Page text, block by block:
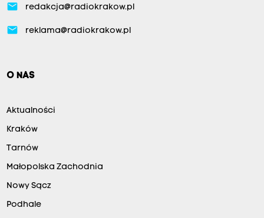
email redakcja@radiokrakow.pl
email reklama@radiokrakow.pl
O NAS
Aktualności
Kraków
Tarnów
Małopolska Zachodnia
Nowy Sącz
Podhale